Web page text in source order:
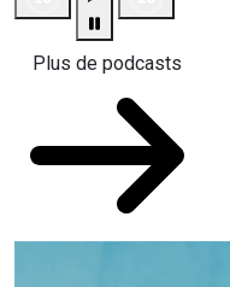
Plus de podcasts